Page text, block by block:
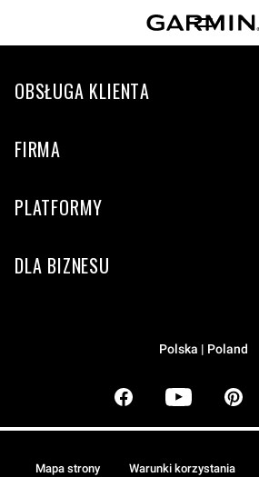
OBSŁUGA KLIENTA
FIRMA
PLATFORMY
DLA BIZNESU
Polska | Poland
Mapa strony Warunki korzystania